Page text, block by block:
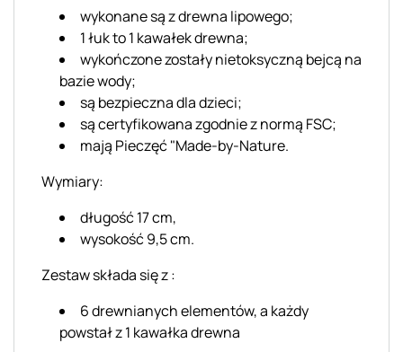
wykonane są z drewna lipowego;
1 łuk to 1 kawałek drewna;
wykończone zostały nietoksyczną bejcą na
bazie wody;
są bezpieczna dla dzieci;
są certyfikowana zgodnie z normą FSC;
mają Pieczęć "Made-by-Nature.
Wymiary:
długość 17 cm,
wysokość 9,5 cm.
Zestaw składa się z :
6 drewnianych elementów, a każdy
powstał z 1 kawałka drewna